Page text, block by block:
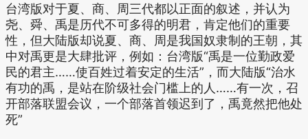
台湾版对于夏、商、周三代都以正面的叙述，并认为
尧、舜、禹是历代不可多得的明君，肯定他们的重要
性，但大陆版却说夏、商、周是我国奴隶制的王朝，其
中对禹更是大肆批评，例如：台湾版“禹是一位勤政爱
民的君主……使百姓过着安定的生活”，而大陆版“治水
有功的禹，是站在阶级社会门槛上的人……有一次，召
开部落联盟会议，一个部落首领迟到了，禹竟然把他处
死”